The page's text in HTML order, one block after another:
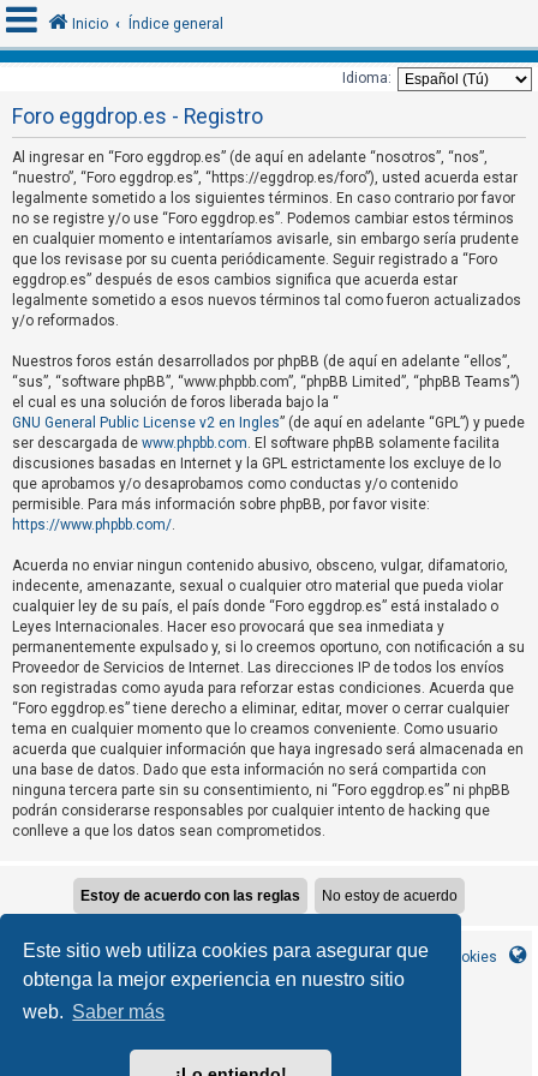
Este sitio web utiliza cookies para asegurar que
obtenga la mejor experiencia en nuestro sitio
web. Saber más
I
d
e
n
t
i
f
i
c
a
r
s
e
e
m
a
s
s
i
n
r
e
s
s
t
a
Inicio Índice general
Idioma:
Foro eggdrop.es - Registro
Al ingresar en “Foro eggdrop.es” (de aquí en adelante “nosotros”, “nos”,
“nuestro”, “Foro eggdrop.es”, “https://eggdrop.es/foro”), usted acuerda estar
legalmente sometido a los siguientes términos. En caso contrario por favor
no se registre y/o use “Foro eggdrop.es”. Podemos cambiar estos términos
en cualquier momento e intentaríamos avisarle, sin embargo sería prudente
que los revisase por su cuenta periódicamente. Seguir registrado a “Foro
eggdrop.es” después de esos cambios significa que acuerda estar
legalmente sometido a esos nuevos términos tal como fueron actualizados
y/o reformados.
Nuestros foros están desarrollados por phpBB (de aquí en adelante “ellos”,
“sus”, “software phpBB”, “www.phpbb.com”, “phpBB Limited”, “phpBB Teams”)
el cual es una solución de foros liberada bajo la “
GNU General Public License v2 en Ingles” (de aquí en adelante “GPL”) y puede
ser descargada de www.phpbb.com. El software phpBB solamente facilita
discusiones basadas en Internet y la GPL estrictamente los excluye de lo
que aprobamos y/o desaprobamos como conductas y/o contenido
permisible. Para más información sobre phpBB, por favor visite:
https://www.phpbb.com/.
Acuerda no enviar ningun contenido abusivo, obsceno, vulgar, difamatorio,
indecente, amenazante, sexual o cualquier otro material que pueda violar
cualquier ley de su país, el país donde “Foro eggdrop.es” está instalado o
Leyes Internacionales. Hacer eso provocará que sea inmediata y
permanentemente expulsado y, si lo creemos oportuno, con notificación a su
Proveedor de Servicios de Internet. Las direcciones IP de todos los envíos
son registradas como ayuda para reforzar estas condiciones. Acuerda que
“Foro eggdrop.es” tiene derecho a eliminar, editar, mover o cerrar cualquier
tema en cualquier momento que lo creamos conveniente. Como usuario
acuerda que cualquier información que haya ingresado será almacenada en
una base de datos. Dado que esta información no será compartida con
ninguna tercera parte sin su consentimiento, ni “Foro eggdrop.es” ni phpBB
podrán considerarse responsables por cualquier intento de hacking que
conlleve a que los datos sean comprometidos.
Inicio Índice general Borrar cookies
Contáctanos
Desarrollado porphpBB® Forum Software © phpBB Limited